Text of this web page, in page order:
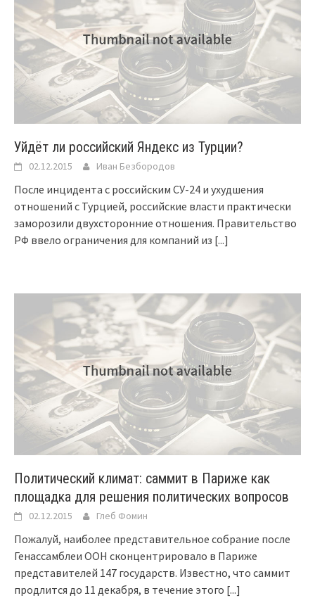
Уйдёт ли российский Яндекс из Турции?
02.12.2015 Иван Безбородов
После инцидента с российским СУ-24 и ухудшения
отношений с Турцией, российские власти практически
заморозили двухсторонние отношения. Правительство
РФ ввело ограничения для компаний из [...]
Политический климат: саммит в Париже как
площадка для решения политических вопросов
02.12.2015 Глеб Фомин
Пожалуй, наиболее представительное собрание после
Генассамблеи ООН сконцентрировало в Париже
представителей 147 государств. Известно, что саммит
продлится до 11 декабря, в течение этого [...]